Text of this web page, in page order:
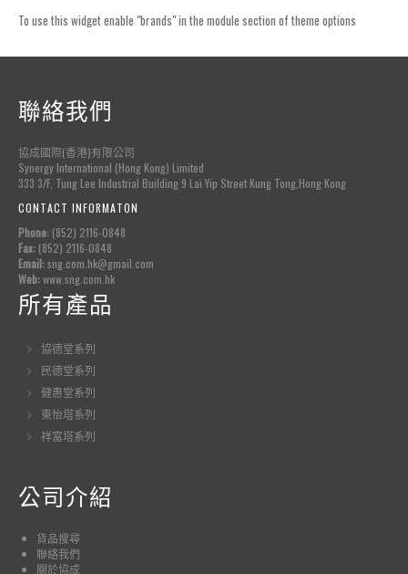
To use this widget enable "brands" in the module section of theme options
聯絡我們
協成國際(香港)有限公司
Synergy International (Hong Kong) Limited
333 3/F, Tung Lee Industrial Building 9 Lai Yip Street Kung Tong,Hong Kong
CONTACT INFORMATON
Phone: (852) 2116-0848
Fax: (852) 2116-0848
Email:sng.com.hk@gmail.com
Web:www.sng.com.hk
所有產品
協德堂系列
民德堂系列
健惠堂系列
東怡塔系列
祥富塔系列
公司介紹
貨品搜尋
聯絡我們
關於協成